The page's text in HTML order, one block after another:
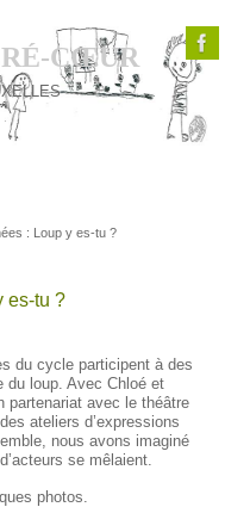
CŒUR
: Loup y es-tu ?
es-tu ?
du cycle participent à des
du loup. Avec Chloé et
partenariat avec le théâtre
ateliers d’expressions
nous avons imaginé
se mêlaient.
photos.